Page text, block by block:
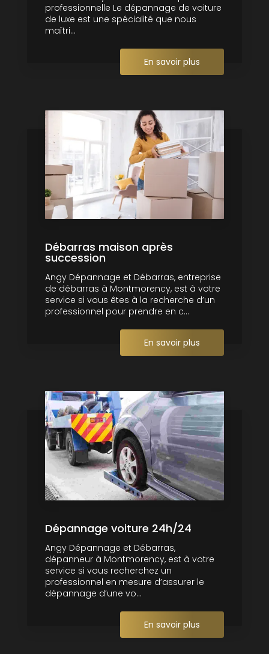
professionnelle Le dépannage de voiture
de luxe est une spécialité que nous
maîtri...
En savoir plus
Débarras maison après
succession
Angy Dépannage et Débarras, entreprise
de débarras à Montmorency, est à votre
service si vous êtes à la recherche d’un
professionnel pour prendre en c...
En savoir plus
Dépannage voiture 24h/24
Angy Dépannage et Débarras,
dépanneur à Montmorency, est à votre
service si vous recherchez un
professionnel en mesure d’assurer le
dépannage d’une vo...
En savoir plus